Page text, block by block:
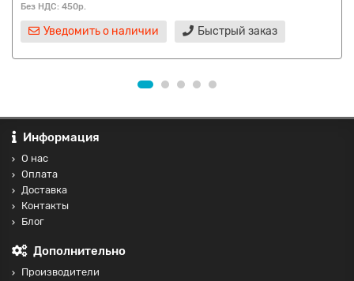
Без НДС: 450р.
Уведомить о наличии Быстрый заказ
Информация
О нас
Оплата
Доставка
Контакты
Блог
Дополнительно
Производители